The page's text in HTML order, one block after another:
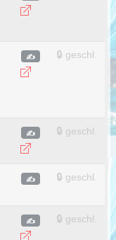
✍ 🔒 geschl.
✍ 🔒 geschl.
✍ 🔒 geschl.
✍ 🔒 geschl.